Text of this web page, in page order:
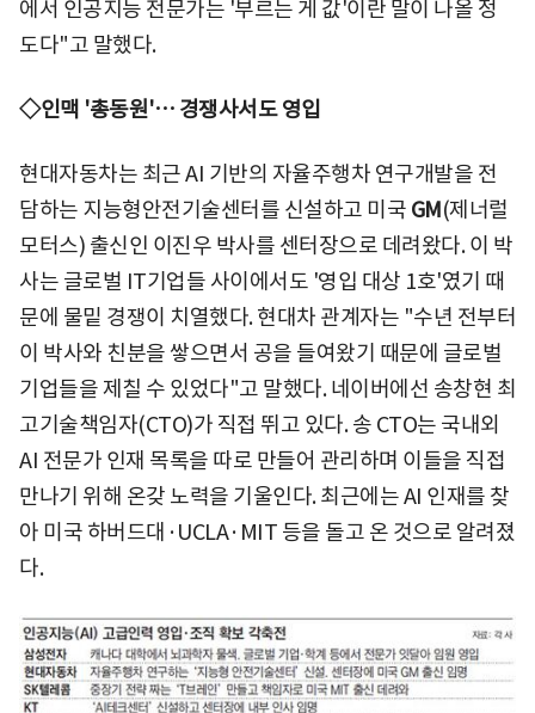
에서 인공지능 전문가는 '부르는 게 값'이란 말이 나올 정
도다"고 말했다.
◇인맥 '총동원'… 경쟁사서도 영입
현대자동차는 최근 AI 기반의 자율주행차 연구개발을 전
담하는 지능형안전기술센터를 신설하고 미국 GM(제너럴
모터스) 출신인 이진우 박사를 센터장으로 데려왔다. 이 박
사는 글로벌 IT기업들 사이에서도 '영입 대상 1호'였기 때
문에 물밑 경쟁이 치열했다. 현대차 관계자는 "수년 전부터
이 박사와 친분을 쌓으면서 공을 들여왔기 때문에 글로벌
기업들을 제칠 수 있었다"고 말했다. 네이버에선 송창현 최
고기술책임자(CTO)가 직접 뛰고 있다. 송 CTO는 국내외
AI 전문가 인재 목록을 따로 만들어 관리하며 이들을 직접
만나기 위해 온갖 노력을 기울인다. 최근에는 AI 인재를 찾
아 미국 하버드대·UCLA·MIT 등을 돌고 온 것으로 알려졌
다.